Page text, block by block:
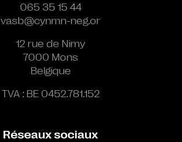
065 35 15 44
vasb@cynmn-neg.or
12 rue de Nimy
7000 Mons
Belgique
TVA : BE 0452.781.152
Réseaux sociaux